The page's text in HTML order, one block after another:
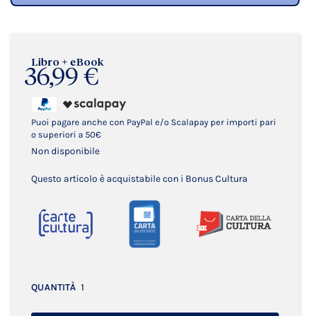
Libro + eBook
36,99 €
Puoi pagare anche con PayPal e/o Scalapay per importi pari
o superiori a 50€
Non disponibile
Questo articolo è acquistabile con i Bonus Cultura
QUANTITÀ